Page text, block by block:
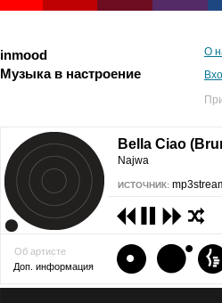
inmood
Музыка в настроение
О
Bella Ciao
Najwa
ИСТОЧНИК:
Об артисте
Доп. информация